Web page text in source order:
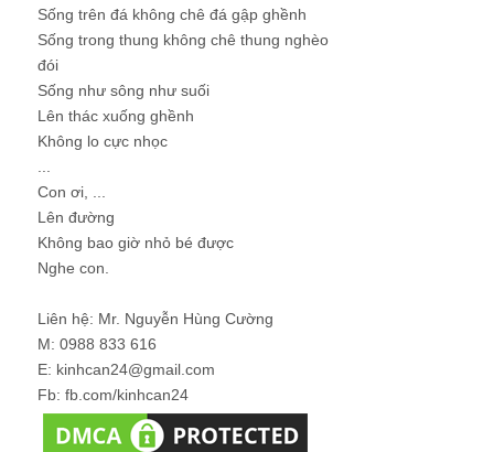
Sống trên đá không chê đá gập ghềnh
Sống trong thung không chê thung nghèo
đói
Sống như sông như suối
Lên thác xuống ghềnh
Không lo cực nhọc
Con ơi, ...
Lên đường
Không bao giờ nhỏ bé được
Nghe con.
Liên hệ: Mr. Nguyễn Hùng Cường
M: 0988 833 616
E: kinhcan24@gmail.com
Fb: fb.com/kinhcan24